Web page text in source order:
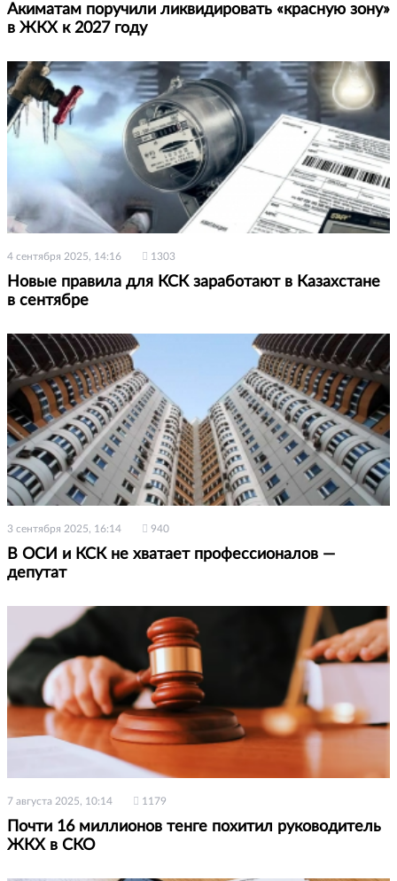
Акиматам поручили ликвидировать «красную зону»
в ЖКХ к 2027 году
4 сентября 2025, 14:16 1303
Новые правила для КСК заработают в Казахстане
в сентябре
3 сентября 2025, 16:14 940
В ОСИ и КСК не хватает профессионалов —
депутат
7 августа 2025, 10:14 1179
Почти 16 миллионов тенге похитил руководитель
ЖКХ в СКО